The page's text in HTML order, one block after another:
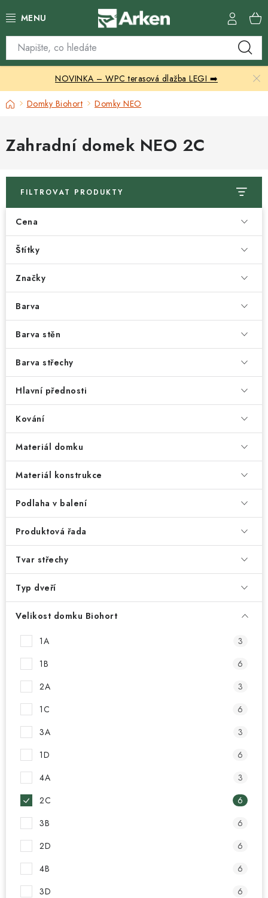
na
Skleníky
Zahradní přístřešky
Grily a ohniště
Vytápění
Kontakty
NOVINKA – WPC terasová dlažba LEGI ➡️
DomůDomky Biohort Domky NEO
Zahradní domek NEO 2C
FILTROVAT PRODUKTY
Cena
Štítky
Značky
Barva
Barva stěn
Barva střechy
Hlavní přednosti
Kování
Materiál domku
Materiál konstrukce
Podlaha v balení
Produktová řada
Tvar střechy
Typ dveří
Velikost domku Biohort
1A
3
1B
6
2A
3
1C
6
3A
3
1D
6
4A
3
2C
6
3B
6
2D
6
4B
6
3D
6